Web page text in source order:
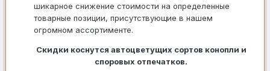
шикарное снижение стоимости на определенные
товарные позиции, присутствующие в нашем
огромном ассортименте.
Скидки коснутся автоцветущих сортов конопли и
споровых отпечатков.